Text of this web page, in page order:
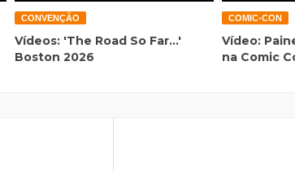
CONVENÇÃO
Vídeos: 'The Road So Far...'
Boston 2026
COMIC-CON
Vídeo:
na Comic